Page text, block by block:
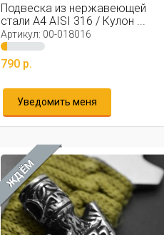
Подвеска из нержавеющей
стали A4 AISI 316 / Кулон ...
Артикул: 00-018016
790 р.
Уведомить меня
ЖДЁМ